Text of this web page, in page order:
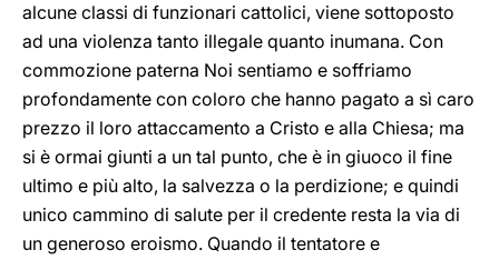
alcune classi di funzionari cattolici, viene sottoposto
ad una violenza tanto illegale quanto inumana. Con
commozione paterna Noi sentiamo e soffriamo
profondamente con coloro che hanno pagato a sì caro
prezzo il loro attaccamento a Cristo e alla Chiesa; ma
si è ormai giunti a un tal punto, che è in giuoco il fine
ultimo e più alto, la salvezza o la perdizione; e quindi
unico cammino di salute per il credente resta la via di
un generoso eroismo. Quando il tentatore e